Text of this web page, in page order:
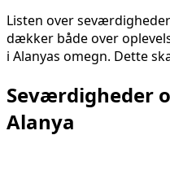
Listen over
dækker både over
i Alanyas omegn. Dette
Seværdigheder
Alanya